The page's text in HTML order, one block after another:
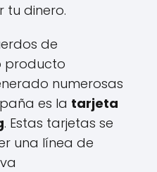
tu dinero.
de
producto
numerosas
es la tarjeta
. Estas tarjetas se
una línea de